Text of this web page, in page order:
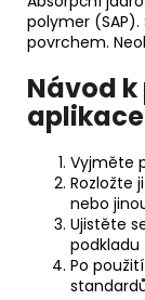
polymer
povrchem.
Návod
aplikace
Vyjměte
Rozložte
nebo
Ujistěte
podkladu
Po